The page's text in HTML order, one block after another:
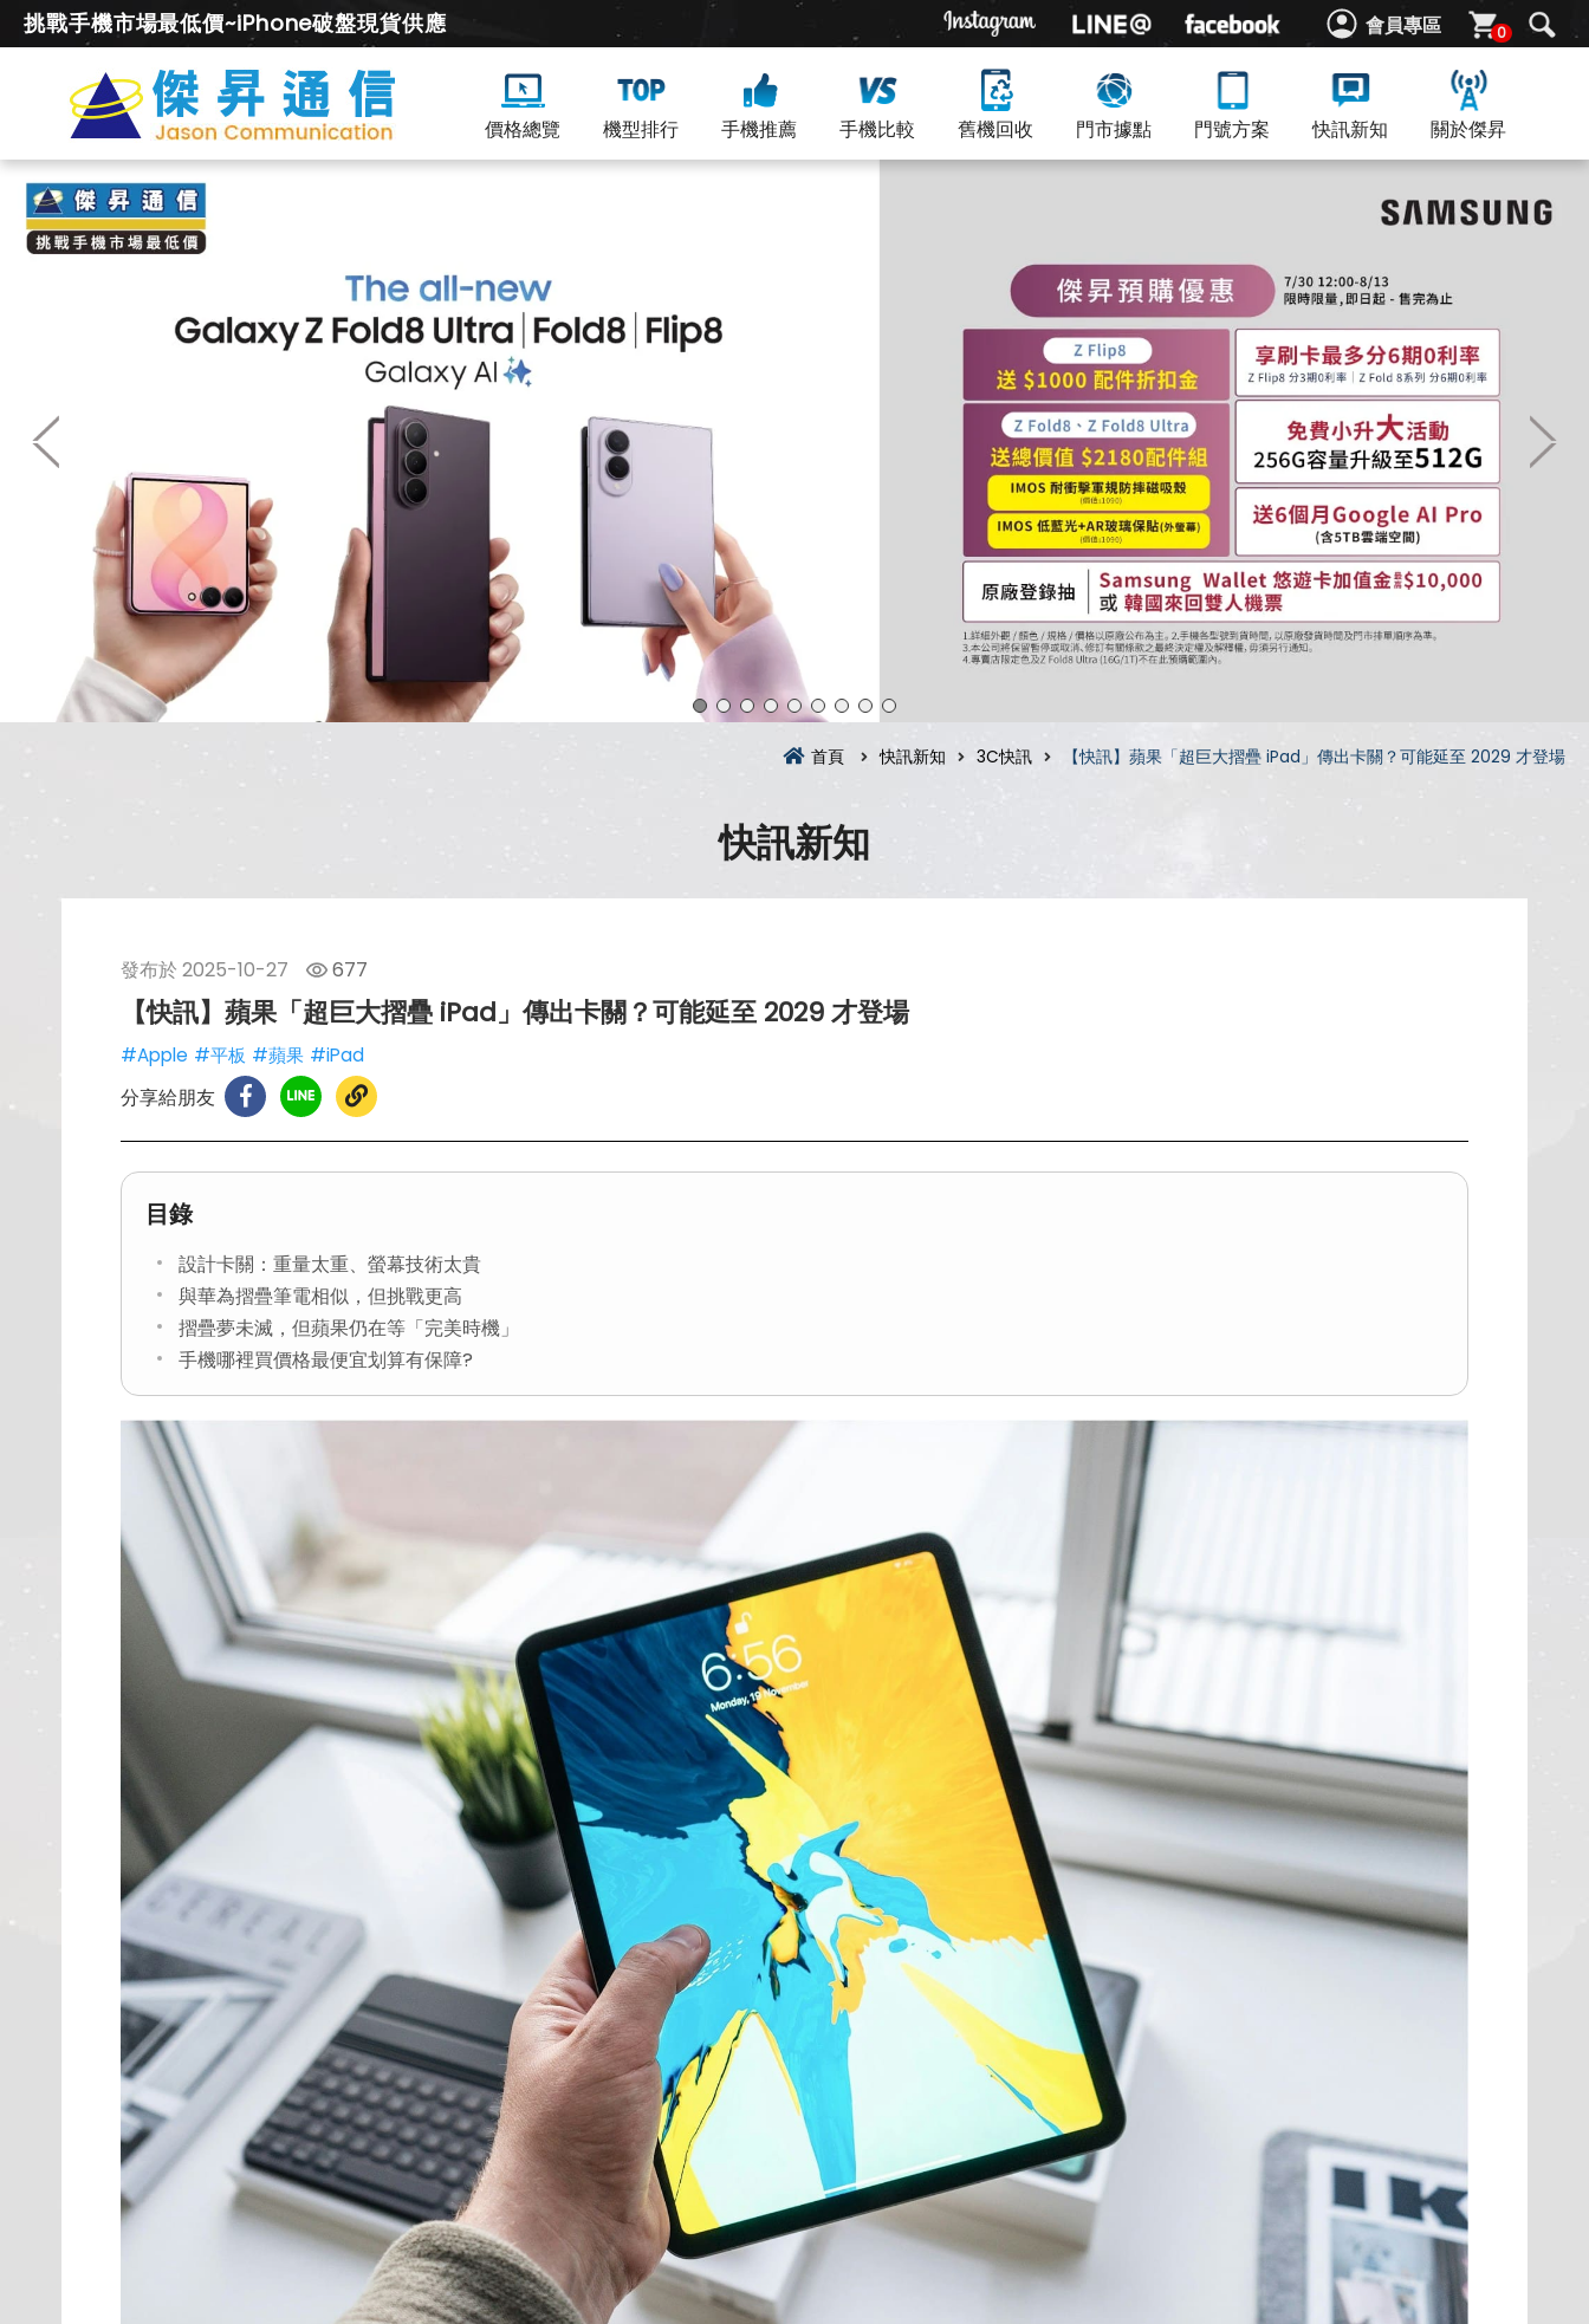
會員專區 0
挑戰手機市場最低價~iPhone破盤現貨供應
價格總覽 機型排行 手機推薦 手機比較 舊機回收 門市據點 門號方案 快訊新知 關於傑昇
首頁 快訊新知 3C快訊 【快訊】蘋果「超巨大摺疊 iPad」傳出卡關？可能延至 2029 才登場
快訊新知
發布於 2025-10-27 677
【快訊】蘋果「超巨大摺疊 iPad」傳出卡關？可能延至 2029 才登場
#Apple #平板 #蘋果 #iPad
分享給朋友
目錄
設計卡關：重量太重、螢幕技術太貴
與華為摺疊筆電相似，但挑戰更高
摺疊夢未滅，但蘋果仍在等「完美時機」
手機哪裡買價格最便宜划算有保障?